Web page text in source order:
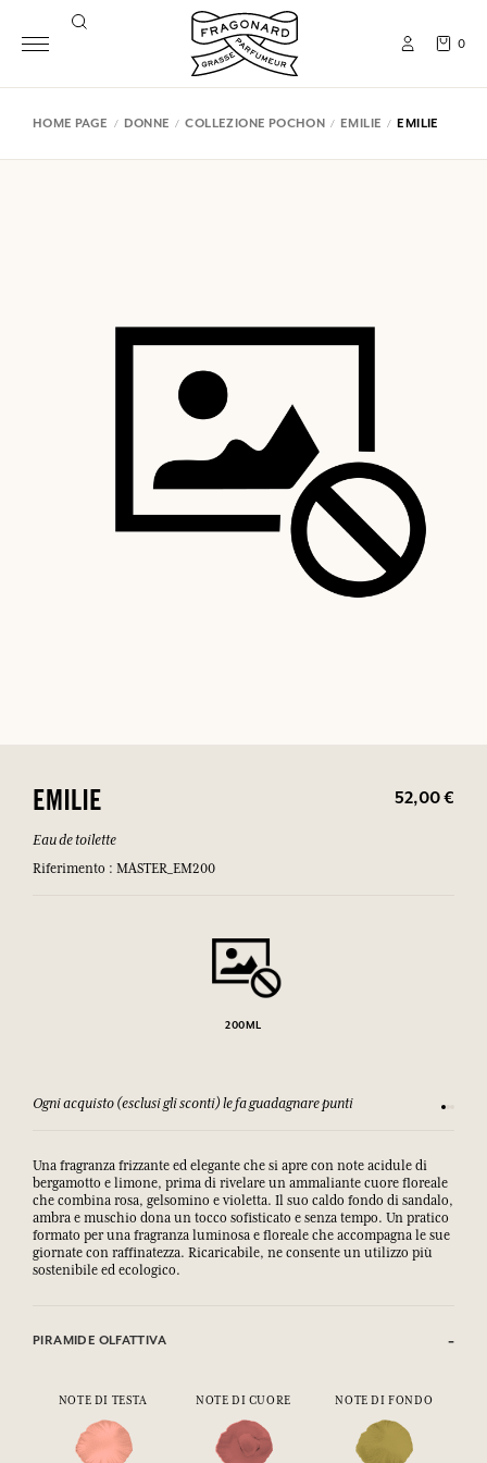
0
HOME PAGE DONNE COLLEZIONE POCHON EMILIE EMILIE
EMILIE 52,00 €
Eau de toilette
Riferimento : MASTER_EM200
200ML
Ogni acquisto (esclusi gli sconti) le fa guadagnare punti
Una fragranza frizzante ed elegante che si apre con note acidule di
bergamotto e limone, prima di rivelare un ammaliante cuore floreale
che combina rosa, gelsomino e violetta. Il suo caldo fondo di sandalo,
ambra e muschio dona un tocco sofisticato e senza tempo. Un pratico
formato per una fragranza luminosa e floreale che accompagna le sue
giornate con raffinatezza. Ricaricabile, ne consente un utilizzo più
sostenibile ed ecologico.
PIRAMIDE OLFATTIVA
NOTE DI TESTA NOTE DI CUORE NOTE DI FONDO